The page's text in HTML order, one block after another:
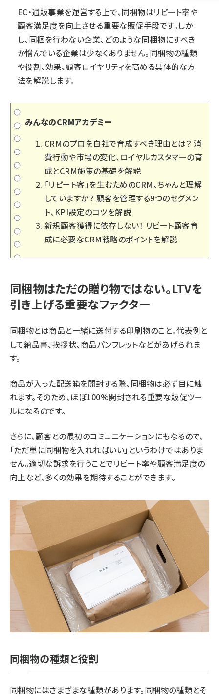
EC・通販事業を運営する上で、同梱物はリピート率や
顧客満足度を向上させる重要な販促手段です。しか
し、同梱を行わない企業、どのような同梱物にすべき
か悩んでいる企業は少なくありません。同梱物の種類
や役割、効果、顧客ロイヤリティを高める具体的な方
法を解説します。
みんなのCRMアカデミー
CRMのプロを自社で育成すべき理由とは？ 消
費行動や市場の変化、ロイヤルカスタマーの育
成とCRM施策の基礎を解説
「リピート客」を生むためのCRM、ちゃんと理解
していますか？ 顧客を管理する9つのセグメン
ト、KPI設定のコツを解説
新規顧客獲得に依存しない！ リピート顧客育
成に必要なCRM戦略のポイントを解説
同梱物はただの贈り物ではない。LTVを
引き上げる重要なファクター
同梱物とは商品と一緒に送付する印刷物のこと。代表例と
して納品書、挨拶状、商品パンフレットなどがあげられま
す。
商品が入った配送箱を開封する際、同梱物は必ず目に触
れます。そのため、ほぼ100%開封される重要な販促ツー
ルになるのです。
さらに、顧客との最初のコミュニケーションにもなるので、
「ただ単に同梱物を入れればいい」というわけではありま
せん。適切な訴求を行うことでリピート率や顧客満足度の
向上など、多くの効果を期待することができます。
同梱物の種類と役割
同梱物にはさまざまな種類があります。同梱物の種類とそ